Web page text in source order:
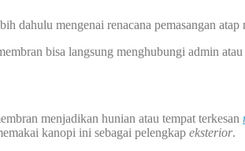
mengenai renacana pemasangan
bisa langsung menghubungi admin
menjadikan hunian atau tempat terkesan
kanopi ini sebagai pelengkap eksterior.